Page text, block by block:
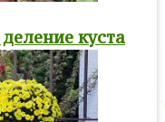
куста